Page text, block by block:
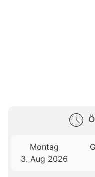
Montag
3. Aug 2026